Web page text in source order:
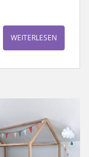
WEITERLESEN